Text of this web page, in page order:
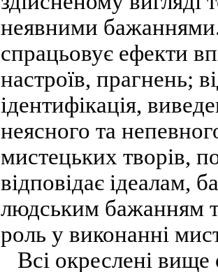
неявними
спрацьовує ефекти
настроїв, прагнень;
ідентифікація,
неясного та
мистецьких творів,
відповідає ідеалам,
людським бажанням
роль у виконанні
Всі окреслені вище